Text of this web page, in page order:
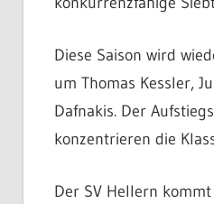
Diese Saison wird
um Thomas Kessler,
Dafnakis. Der
konzentrieren die
Der SV Hellern